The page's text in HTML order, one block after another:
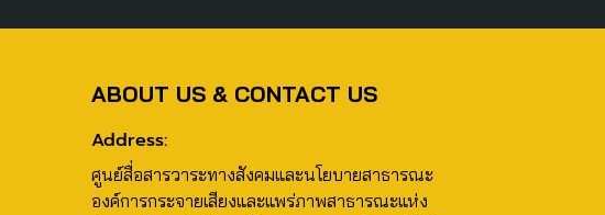
ABOUT US & CONTACT US
Address:
ศูนย์สื่อสารวาระทางสังคมและนโยบายสาธารณะ
องค์การกระจายเสียงและแพร่ภาพสาธารณะแห่ง